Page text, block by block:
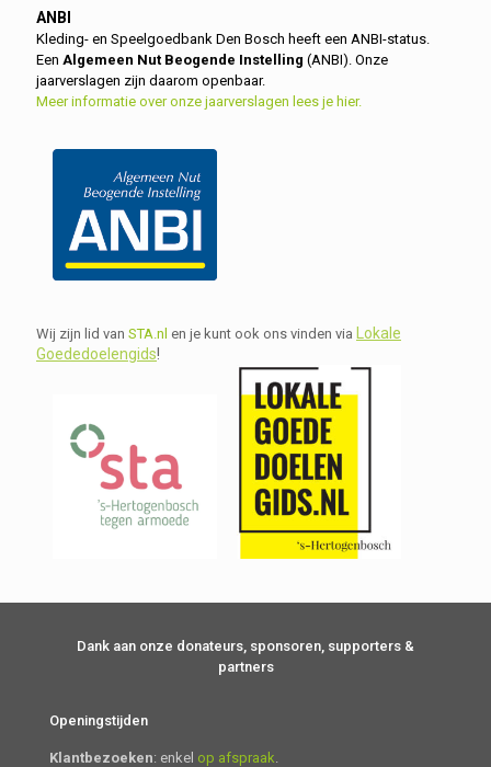
ANBI
Kleding- en Speelgoedbank Den Bosch heeft een ANBI-status.
Een Algemeen Nut Beogende Instelling (ANBI). Onze
jaarverslagen zijn daarom openbaar.
Meer informatie over onze jaarverslagen lees je hier.
Wij zijn lid van STA.nl en je kunt ook ons vinden via
Lokale
Goededoelengids!
Dank aan onze donateurs, sponsoren, supporters &
partners
Openingstijden
Klantbezoeken: enkel op afspraak